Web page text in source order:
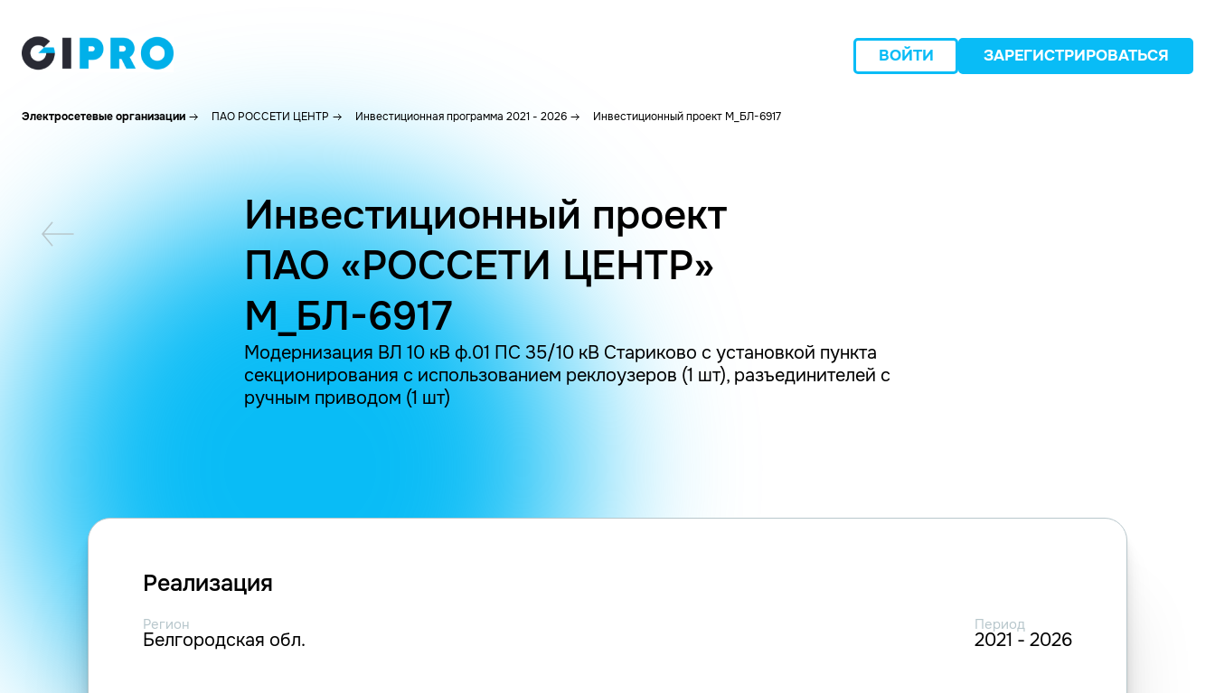
ВОЙТИ ЗАРЕГИСТРИРОВАТЬСЯ
Электросетевые организации ПАО РОССЕТИ ЦЕНТР Инвестиционная программа 2021 - 2026 Инвестиционный проект M_БЛ-6917
Инвестиционный проект
ПАО «РОССЕТИ ЦЕНТР»
M_БЛ-6917
Модернизация ВЛ 10 кВ ф.01 ПС 35/10 кВ Стариково с установкой пункта
секционирования с использованием реклоузеров (1 шт), разъединителей с
ручным приводом (1 шт)
Реализация
Регион
Белгородская обл.
Период
2021 - 2026